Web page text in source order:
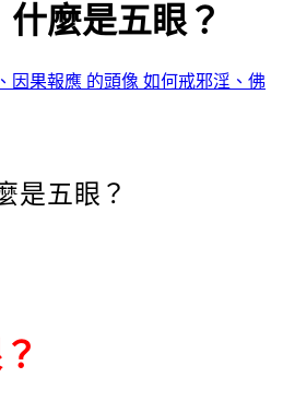
什麼是五眼？
如何戒邪淫、佛
是五眼？